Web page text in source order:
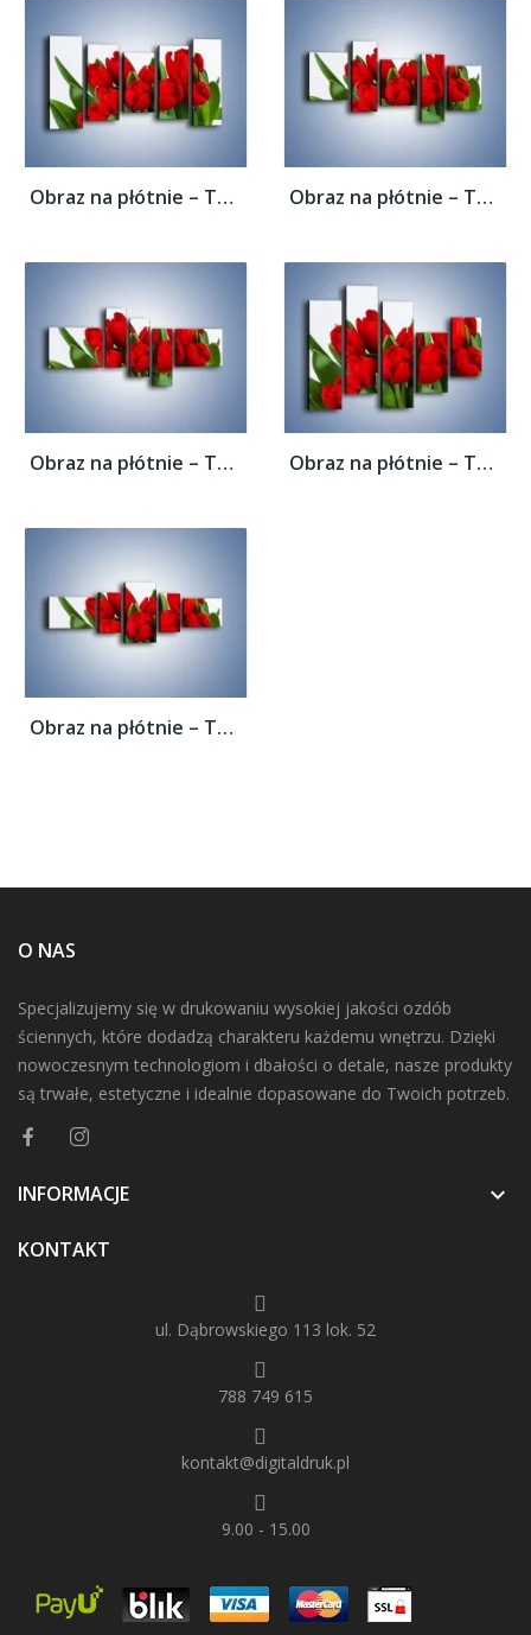
Obraz na płótnie – Tulipany na dzień... Obraz na płótnie – Tulipany na dzień...
Obraz na płótnie – Tulipany na dzień... Obraz na płótnie – Tulipany na dzień...
Obraz na płótnie – Tulipany na dzień...
O NAS
Specjalizujemy się w drukowaniu wysokiej jakości ozdób
ściennych, które dodadzą charakteru każdemu wnętrzu. Dzięki
nowoczesnym technologiom i dbałości o detale, nasze produkty
są trwałe, estetyczne i idealnie dopasowane do Twoich potrzeb.
INFORMACJE 
KONTAKT
ul. Dąbrowskiego 113 lok. 52
788 749 615
kontakt@digitaldruk.pl
9.00 - 15.00